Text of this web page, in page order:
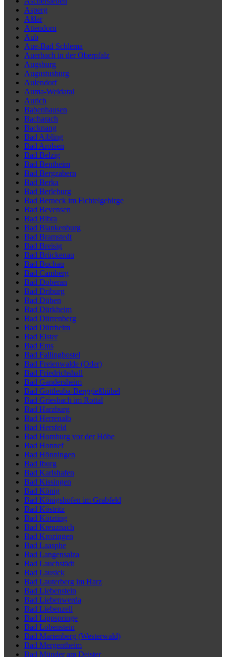
Asperg
Aßlar
Attendorn
Aub
Aue-Bad Schlema
Auerbach in der Oberpfalz
Augsburg
Augustusburg
Aulendorf
Auma-Weidatal
Aurich
Babenhausen
Bacharach
Backnang
Bad Aibling
Bad Arolsen
Bad Belzig
Bad Bentheim
Bad Bergzabern
Bad Berka
Bad Berleburg
Bad Berneck im Fichtelgebirge
Bad Bevensen
Bad Bibra
Bad Blankenburg
Bad Bramstedt
Bad Breisig
Bad Brückenau
Bad Buchau
Bad Camberg
Bad Doberan
Bad Driburg
Bad Düben
Bad Dürkheim
Bad Dürrenberg
Bad Dürrheim
Bad Elster
Bad Ems
Bad Fallingbostel
Bad Freienwalde (Oder)
Bad Friedrichshall
Bad Gandersheim
Bad Gottleuba-Berggießhübel
Bad Griesbach im Rottal
Bad Harzburg
Bad Herrenalb
Bad Hersfeld
Bad Homburg vor der Höhe
Bad Honnef
Bad Hönningen
Bad Iburg
Bad Karlshafen
Bad Kissingen
Bad König
Bad Königshofen im Grabfeld
Bad Köstritz
Bad Kötzting
Bad Kreuznach
Bad Krozingen
Bad Laasphe
Bad Langensalza
Bad Lauchstädt
Bad Lausick
Bad Lauterberg im Harz
Bad Liebenstein
Bad Liebenwerda
Bad Liebenzell
Bad Lippspringe
Bad Lobenstein
Bad Marienberg (Westerwald)
Bad Mergentheim
Bad Münder am Deister